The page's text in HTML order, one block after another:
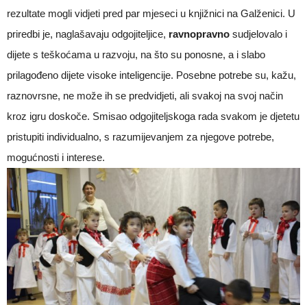
rezultate mogli vidjeti pred par mjeseci u knjižnici na Galženici. U
priredbi je, naglašavaju odgojiteljice, ravnopravno sudjelovalo i
dijete s teškoćama u razvoju, na što su ponosne, a i slabo
prilagođeno dijete visoke inteligencije. Posebne potrebe su, kažu,
raznovrsne, ne može ih se predvidjeti, ali svakoj na svoj način
kroz igru doskoče. Smisao odgojiteljskoga rada svakom je djetetu
pristupiti individualno, s razumijevanjem za njegove potrebe,
mogućnosti i interese.